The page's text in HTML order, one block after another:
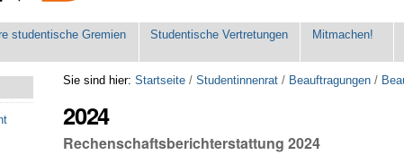
studentische Gremien Studentische Vertretungen Mitmachen!
Sie sind hier: Startseite /Studentinnenrat / Beauftragungen /
2024
Rechenschaftsberichterstattung 2024